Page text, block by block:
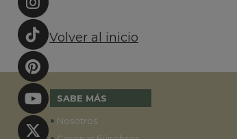
Volver al inicio
SABE MÁS
• Nosotros